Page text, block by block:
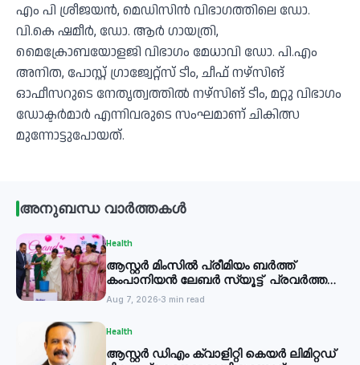
എം പി ശ്രീജയന്‍, മെഡിസിന്‍ വിഭാഗത്തിലെ ഡോ.
വി.കെ ഷമീര്‍, ഡോ. ആര്‍ ഗായത്രി,
മൈക്രോബയോളജി വിഭാഗം മേധാവി ഡോ. പി.എം
അനിത, പോസ്റ്റ് ഗ്രാജ്വേറ്റ്‌സ് ടീം, ചീഫ് നഴ്‌സിങ്
ഓഫീസറുടെ നേതൃത്വത്തില്‍ നഴ്‌സിങ് ടീം, മറ്റു വിഭാഗം
ഡോക്ടര്‍മാര്‍ എന്നിവരുടെ സംഘമാണ് ചികിത്സ
മുന്നോട്ടുപോയത്.
അനുബന്ധ വാർത്തകൾ
Health
ആസ്റ്റർ മിംസിൽ പ്രീമിയം ബർത്ത്
കംപാനിയൻ ലേബർ സ്യൂട്ട് പ്രവർത്തനം
തുടങ്ങി
Aug 7, 2026 3 min read
Health
ആസ്റ്റർ ഡിഎം ക്വാളിറ്റി കെയർ ലിമിറ്റഡ്